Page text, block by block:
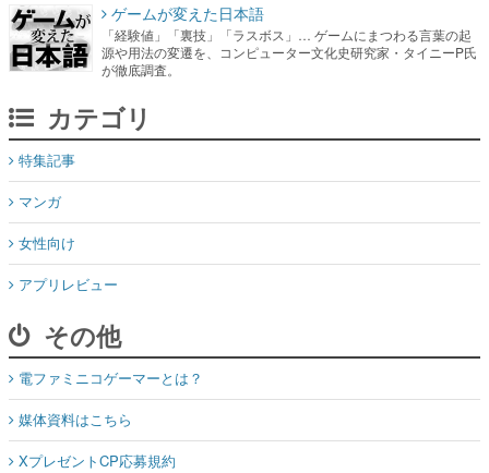
ゲームが変えた日本語
「経験値」「裏技」「ラスボス」… ゲームにまつわる言葉の起
源や用法の変遷を、コンピューター文化史研究家・タイニーP氏
が徹底調査。
カテゴリ
特集記事
マンガ
女性向け
アプリレビュー
その他
電ファミニコゲーマーとは？
媒体資料はこちら
XプレゼントCP応募規約